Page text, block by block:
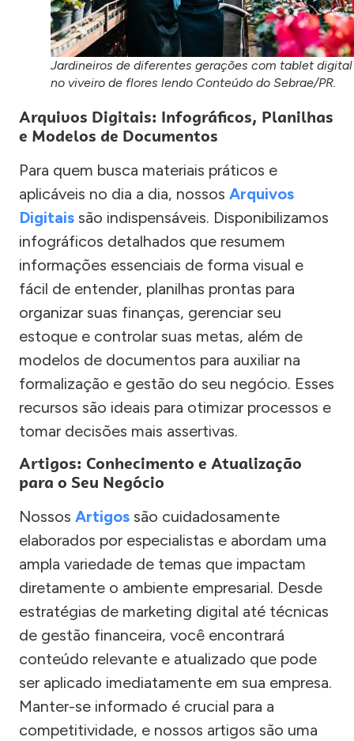
Jardineiros de diferentes gerações com tablet digital
no viveiro de flores lendo Conteúdo do Sebrae/PR.
Arquivos Digitais: Infográficos, Planilhas
e Modelos de Documentos
Para quem busca materiais práticos e
aplicáveis no dia a dia, nossos Arquivos
Digitais são indispensáveis. Disponibilizamos
infográficos detalhados que resumem
informações essenciais de forma visual e
fácil de entender, planilhas prontas para
organizar suas finanças, gerenciar seu
estoque e controlar suas metas, além de
modelos de documentos para auxiliar na
formalização e gestão do seu negócio. Esses
recursos são ideais para otimizar processos e
tomar decisões mais assertivas.
Artigos: Conhecimento e Atualização
para o Seu Negócio
Nossos Artigos são cuidadosamente
elaborados por especialistas e abordam uma
ampla variedade de temas que impactam
diretamente o ambiente empresarial. Desde
estratégias de marketing digital até técnicas
de gestão financeira, você encontrará
conteúdo relevante e atualizado que pode
ser aplicado imediatamente em sua empresa.
Manter-se informado é crucial para a
competitividade, e nossos artigos são uma